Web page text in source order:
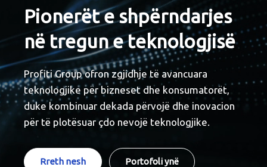
Pionerët e shpërndarjes
në tregun e teknologjisë
Profiti Group ofron zgjidhje të avancuara
teknologjike për bizneset dhe konsumatorët,
duke kombinuar dekada përvojë dhe inovacion
për të plotësuar çdo nevojë teknologjike.
Rreth nesh Portofoli ynë